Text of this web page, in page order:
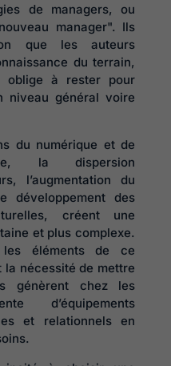
de managers, ou
manager". Ils
que les auteurs
du terrain,
à rester pour
niveau général voire
du numérique et de
la dispersion
l’augmentation du
développement des
créent une
et plus complexe.
éléments de ce
nécessité de mettre
génèrent chez les
d’équipements
et relationnels en